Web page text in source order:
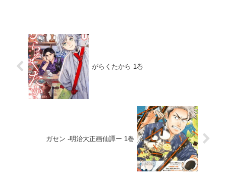
がらくたから 1巻
ガセン -明治大正画仙譚ー 1巻